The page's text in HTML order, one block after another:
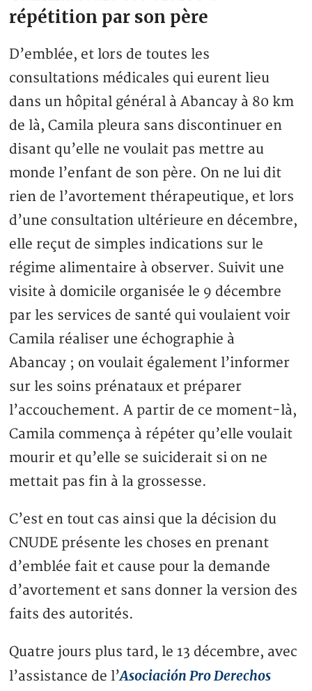
répétition par son père
D’emblée, et lors de toutes les
consultations médicales qui eurent lieu
dans un hôpital général à Abancay à 80 km
de là, Camila pleura sans discontinuer en
disant qu’elle ne voulait pas mettre au
monde l’enfant de son père. On ne lui dit
rien de l’avortement thérapeutique, et lors
d’une consultation ultérieure en décembre,
elle reçut de simples indications sur le
régime alimentaire à observer. Suivit une
visite à domicile organisée le 9 décembre
par les services de santé qui voulaient voir
Camila réaliser une échographie à
Abancay ; on voulait également l’informer
sur les soins prénataux et préparer
l’accouchement. A partir de ce moment-là,
Camila commença à répéter qu’elle voulait
mourir et qu’elle se suiciderait si on ne
mettait pas fin à la grossesse.
C’est en tout cas ainsi que la décision du
CNUDE présente les choses en prenant
d’emblée fait et cause pour la demande
d’avortement et sans donner la version des
faits des autorités.
Quatre jours plus tard, le 13 décembre, avec
l’assistance de l’Asociación Pro Derechos